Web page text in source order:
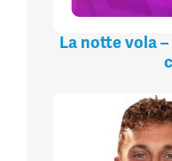
La notte vola